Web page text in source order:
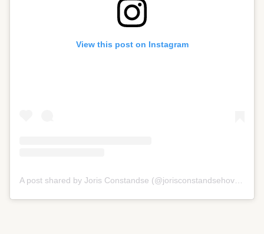
View this post on Instagram